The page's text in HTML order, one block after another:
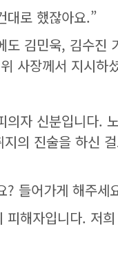
대로 했잖아요.”
김민욱, 김수
사장께서 지시
자 신분입니다.
의 진술을 하신
? 들어가게 해주세
해자입니다. 저